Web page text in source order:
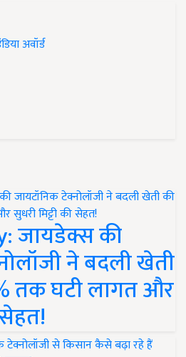
अवॉर्ड
जायडेक्स की
ने बदली खेती
तक घटी लागत और